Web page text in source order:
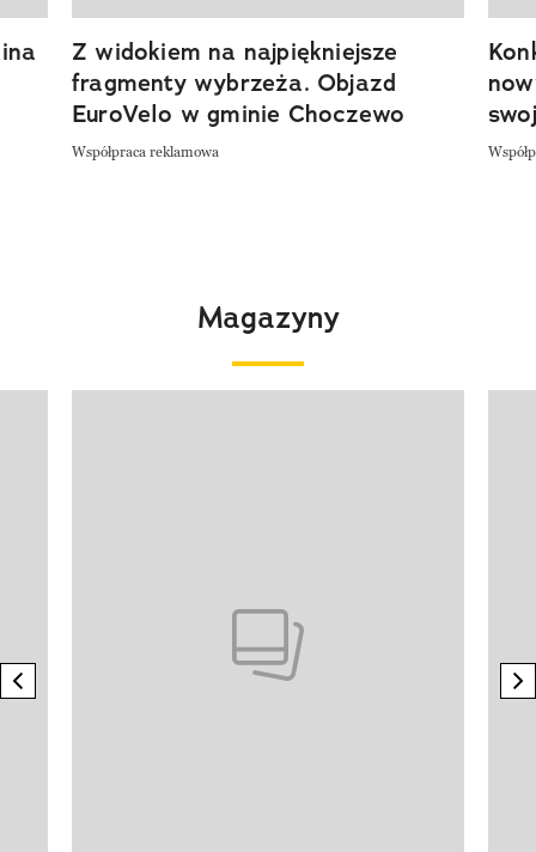
Z widokiem na najpiękniejsze
fragmenty wybrzeża. Objazd
EuroVelo w gminie Choczewo
Współpraca reklamowa
Magazyny
previous element